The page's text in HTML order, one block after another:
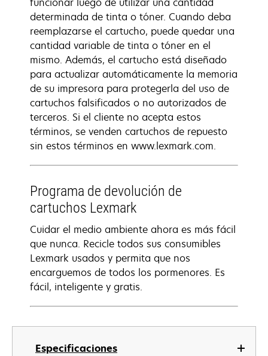
Especificaciones
determinada de tinta o tóner. Cuando deba
reemplazarse el cartucho, puede quedar una
cantidad variable de tinta o tóner en el
mismo. Además, el cartucho está diseñado
para actualizar automáticamente la memoria
de su impresora para protegerla del uso de
cartuchos falsificados o no autorizados de
terceros. Si el cliente no acepta estos
términos, se venden cartuchos de repuesto
sin estos términos en www.lexmark.com.
Programa de devolución de
cartuchos Lexmark
Cuidar el medio ambiente ahora es más fácil
que nunca. Recicle todos sus consumibles
Lexmark usados y permita que nos
encarguemos de todos los pormenores. Es
fácil, inteligente y gratis.